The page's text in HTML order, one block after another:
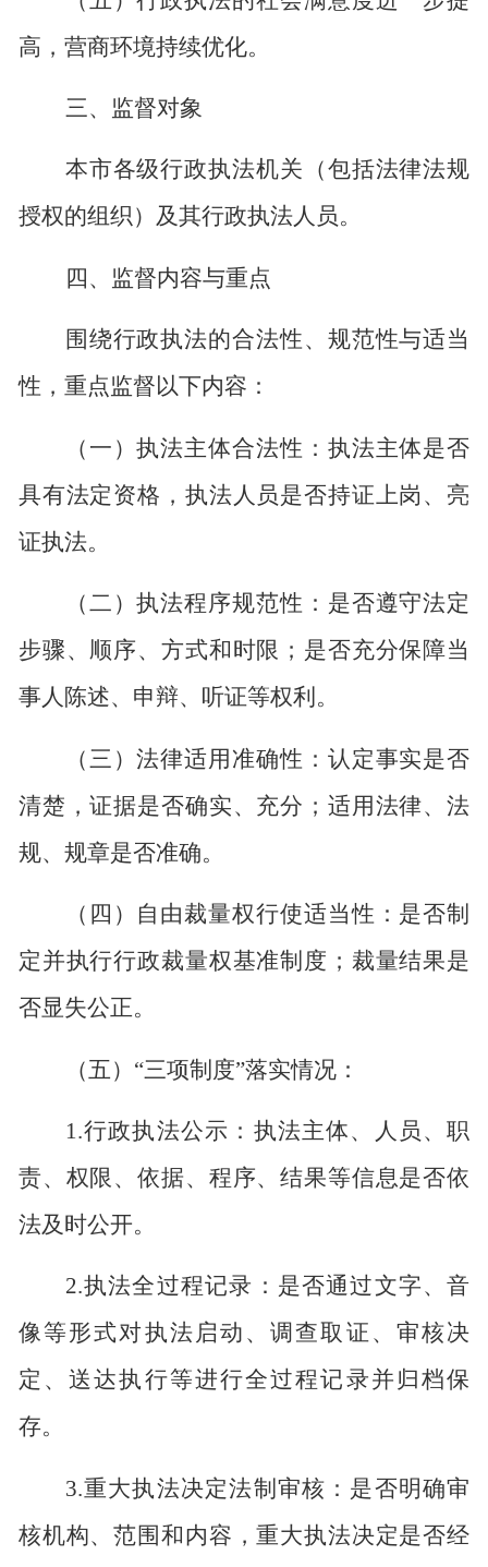
高，营商环境持续优化。
三、监督对象
本市各级行政执法机关（包括法律法规
授权的组织）及其行政执法人员。
四、监督内容与重点
围绕行政执法的合法性、规范性与适当
性，重点监督以下内容：
（一）执法主体合法性：执法主体是否
具有法定资格，执法人员是否持证上岗、亮
证执法。
（二）执法程序规范性：是否遵守法定
步骤、顺序、方式和时限；是否充分保障当
事人陈述、申辩、听证等权利。
（三）法律适用准确性：认定事实是否
清楚，证据是否确实、充分；适用法律、法
规、规章是否准确。
（四）自由裁量权行使适当性：是否制
定并执行行政裁量权基准制度；裁量结果是
否显失公正。
（五） “三项制度”落实情况：
1.行政执法公示：执法主体、人员、职
责、权限、依据、程序、结果等信息是否依
法及时公开。
2.执法全过程记录：是否通过文字、音
像等形式对执法启动、调查取证、审核决
定、送达执行等进行全过程记录并归档保
存。
3.重大执法决定法制审核：是否明确审
核机构、范围和内容，重大执法决定是否经